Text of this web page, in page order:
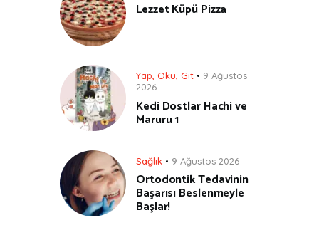
Lezzet Küpü Pizza
Yap, Oku, Git
9 Ağustos
2026
Kedi Dostlar Hachi ve
Maruru 1
Sağlık 9 Ağustos 2026
Ortodontik Tedavinin
Başarısı Beslenmeyle
Başlar!